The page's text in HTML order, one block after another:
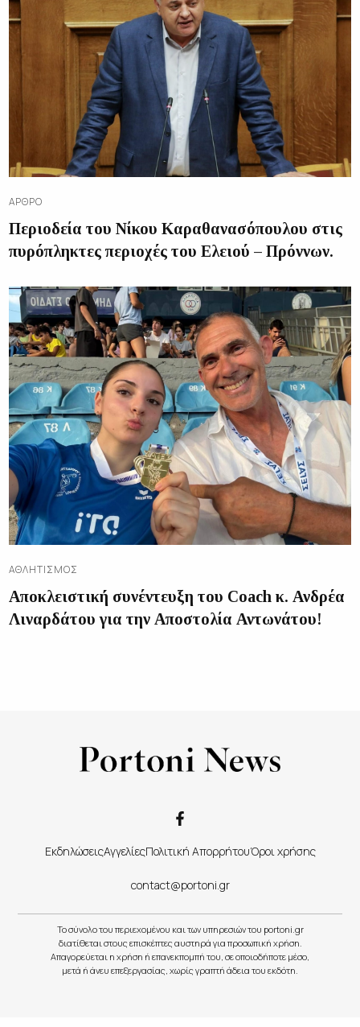
ΆΡΘΡΟ
Περιοδεία του Νίκου Καραθανασόπουλου στις
πυρόπληκτες περιοχές του Ελειού – Πρόννων.
ΑΘΛΗΤΙΣΜΌΣ
Αποκλειστική συνέντευξη του Coach κ. Ανδρέα
Λιναρδάτου για την Αποστολία Αντωνάτου!
ΕκδηλώσειςΑγγελίεςΠολιτική ΑπορρήτουΌροι χρήσης
contact@portoni.gr
Το σύνολο του περιεχομένου και των υπηρεσιών του portoni.gr
διατίθεται στους επισκέπτες αυστηρά για προσωπική χρήση.
Απαγορεύεται η χρήση ή επανεκπομπή του, σε οποιοδήποτε μέσο,
μετά ή άνευ επεξεργασίας, χωρίς γραπτή άδεια του εκδότη.